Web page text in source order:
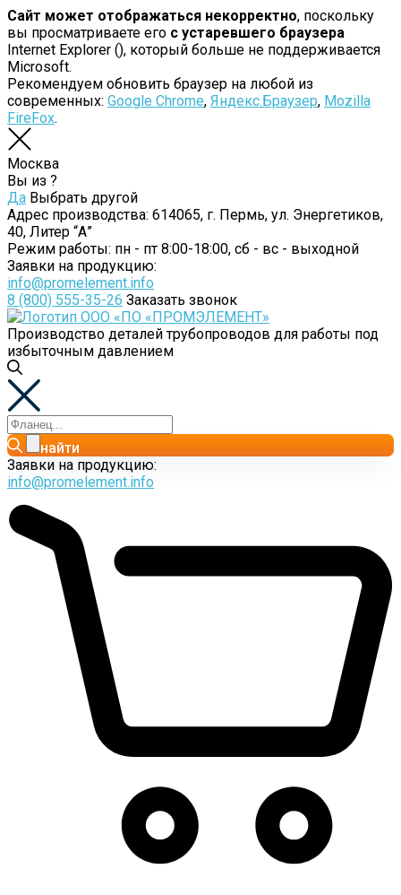
Сайт может отображаться некорректно, поскольку
вы просматриваете его с устаревшего браузера
Internet Explorer (), который больше не поддерживается
Microsoft.
Рекомендуем обновить браузер на любой из
современных: Google Chrome, Яндекс.Браузер, Mozilla
FireFox.
Москва
Вы из ?
Да Выбрать другой
Адрес производства: 614065, г. Пермь, ул. Энергетиков,
40, Литер “А”
Режим работы: пн - пт 8:00-18:00, сб - вс - выходной
Заявки на продукцию:
info@promelement.info
8 (800) 555-35-26 Заказать звонок
Производство деталей трубопроводов для работы под
избыточным давлением
найти
Заявки на продукцию:
info@promelement.info